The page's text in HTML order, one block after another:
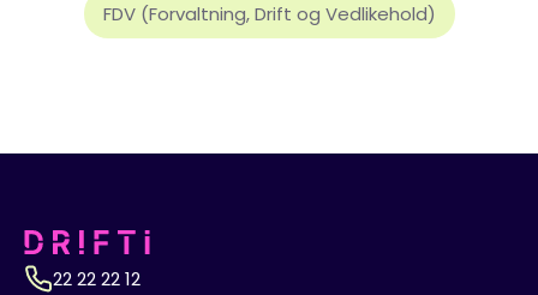
FDV (Forvaltning, Drift og Vedlikehold)
22 22 22 12